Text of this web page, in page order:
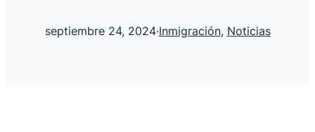
septiembre 24, 2024·Inmigración, Noticias